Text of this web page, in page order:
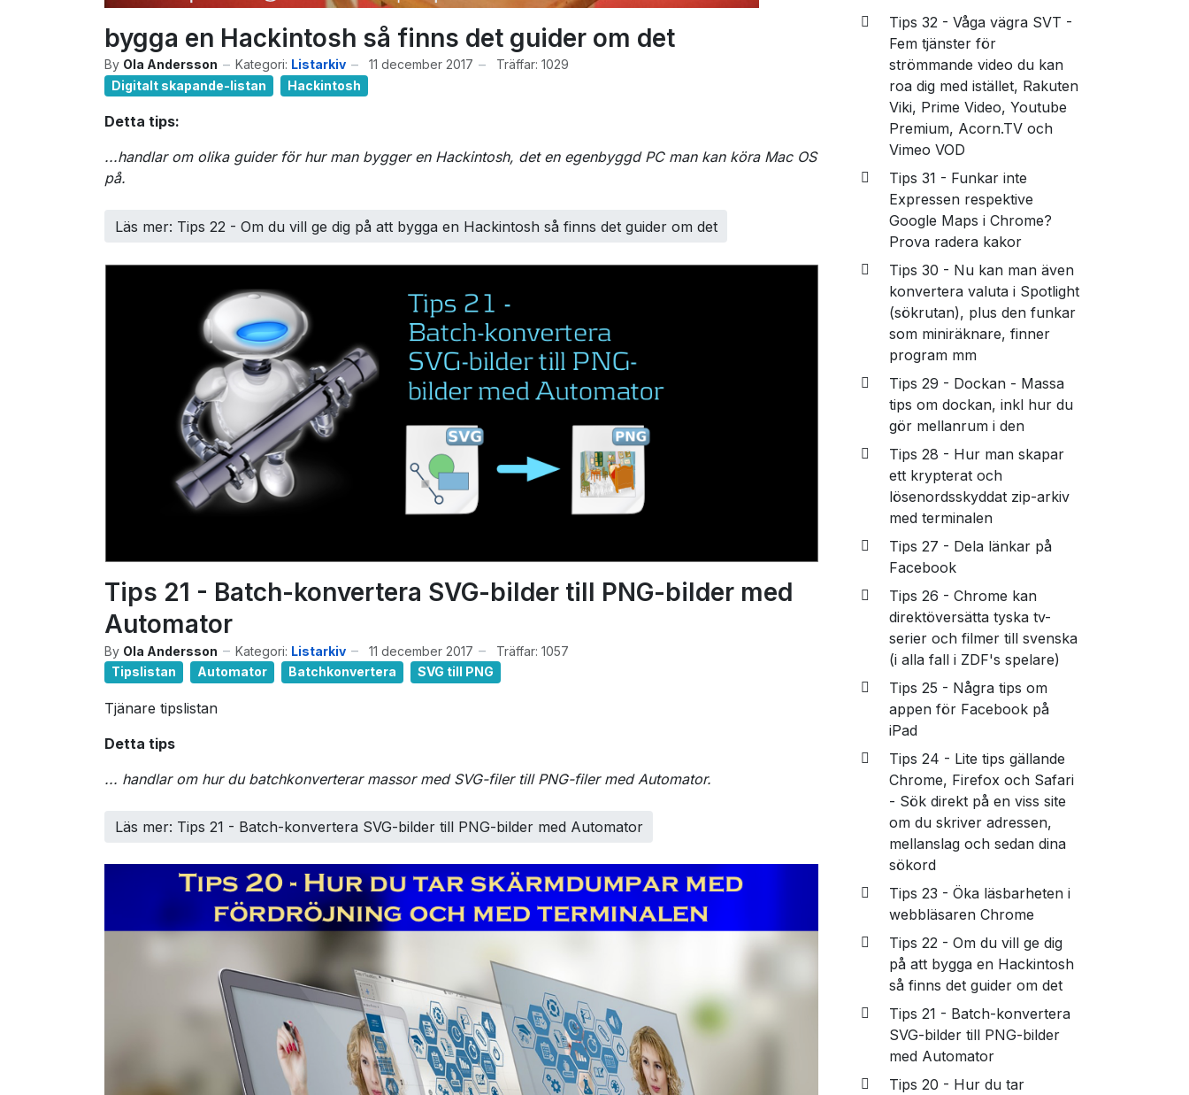
bygga en Hackintosh så finns det guider om det
By Ola Andersson Kategori: Listarkiv 11 december 2017
Träffar: 1029
Digitalt skapande-listan
Hackintosh
Detta tips:
...handlar om olika guider för hur man bygger en Hackintosh, det en egenbyggd PC man kan köra Mac OS
på.
Läs mer: Tips 22 - Om du vill ge dig på att bygga en Hackintosh så finns det guider om det
Tips 21 - Batch-konvertera SVG-bilder till PNG-bilder med
Automator
By Ola Andersson Kategori: Listarkiv 11 december 2017
Träffar: 1057
Tipslistan
Automator Batchkonvertera SVG till PNG
Tjänare tipslistan
Detta tips
... handlar om hur du batchkonverterar massor med SVG-filer till PNG-filer med Automator.
Läs mer: Tips 21 - Batch-konvertera SVG-bilder till PNG-bilder med Automator
Tips 32 - Våga vägra SVT -
Fem tjänster för
strömmande video du kan
roa dig med istället, Rakuten
Viki, Prime Video, Youtube
Premium, Acorn.TV och
Vimeo VOD
Tips 31 - Funkar inte
Expressen respektive
Google Maps i Chrome?
Prova radera kakor
Tips 30 - Nu kan man även
konvertera valuta i Spotlight
(sökrutan), plus den funkar
som miniräknare, finner
program mm
Tips 29 - Dockan - Massa
tips om dockan, inkl hur du
gör mellanrum i den
Tips 28 - Hur man skapar
ett krypterat och
lösenordsskyddat zip-arkiv
med terminalen
Tips 27 - Dela länkar på
Facebook
Tips 26 - Chrome kan
direktöversätta tyska tv-
serier och filmer till svenska
(i alla fall i ZDF's spelare)
Tips 25 - Några tips om
appen för Facebook på
iPad
Tips 24 - Lite tips gällande
Chrome, Firefox och Safari
- Sök direkt på en viss site
om du skriver adressen,
mellanslag och sedan dina
sökord
Tips 23 - Öka läsbarheten i
webbläsaren Chrome
Tips 22 - Om du vill ge dig
på att bygga en Hackintosh
så finns det guider om det
Tips 21 - Batch-konvertera
SVG-bilder till PNG-bilder
med Automator
Tips 20 - Hur du tar